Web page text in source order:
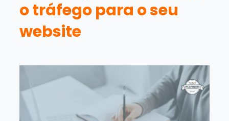
o tráfego para o seu
website